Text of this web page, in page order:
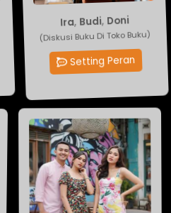
Ira,Budi,Doni
(Diskusi Buku Di Toko Buku)
Setting Peran